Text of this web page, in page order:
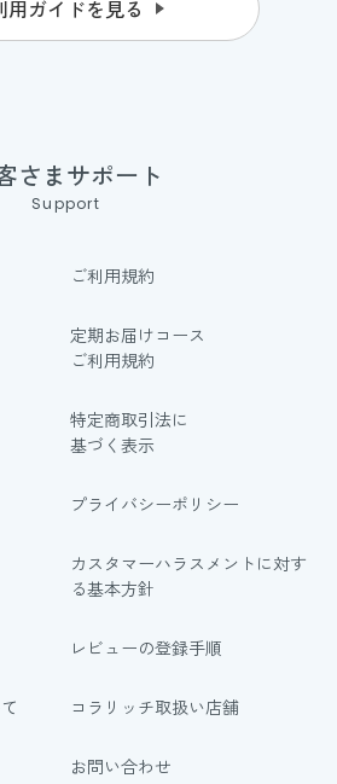
用ガイドを見る
さまサポート
Support
ご利用規約
定期お届けコース
ご利用規約
特定商取引法に
基づく表示
プライバシーポリシー
カスタマーハラスメントに対す
る基本方針
レビューの登録手順
コラリッチ取扱い店舗
お問い合わせ